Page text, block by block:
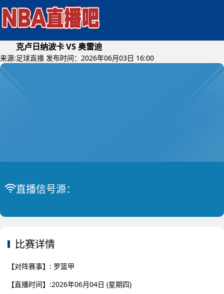
克卢日纳波卡 VS 奥雷迪
来源:足球直播 发布时间：2026年06月03日 16:00
直播信号源：
比赛详情
【对阵赛事】: 罗篮甲
【直播时间】:2026年06月04日 (星期四)